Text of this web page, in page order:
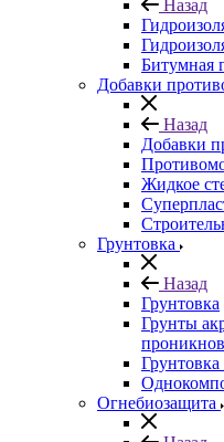
Назад
Битумная
Добавки
Назад
Добавки
Жидкое
Грунтовка
Назад
Грунтовка
Грунты
Огнебиозащита